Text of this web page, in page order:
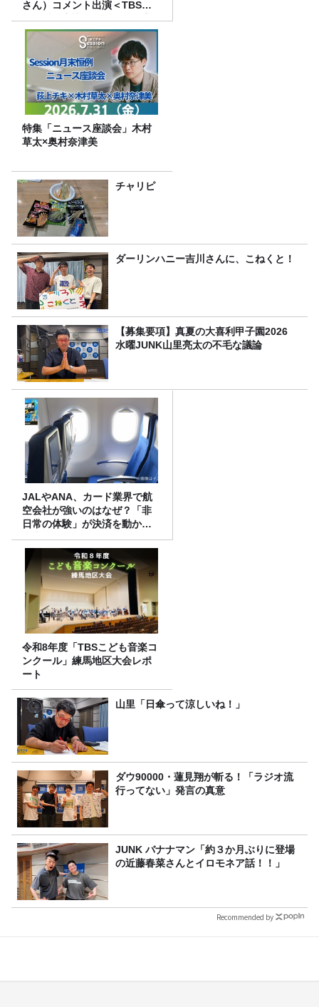
さん）コメント出演＜TBSラ
ジオ番組審議会からのご報告
＞
特集「ニュース座談会」木村
草太×奥村奈津美
チャリピ
ダーリンハニー吉川さんに、こねくと！
【募集要項】真夏の大喜利甲子園2026
水曜JUNK山里亮太の不毛な議論
JALやANA、カード業界で航
空会社が強いのはなぜ？「非
日常の体験」が決済を動かす
理由
令和8年度「TBSこども音楽コ
ンクール」練馬地区大会レポ
ート
山里「日傘って涼しいね！」
ダウ90000・蓮見翔が斬る！「ラジオ流
行ってない」発言の真意
JUNK バナナマン「約３か月ぶりに登場
の近藤春菜さんとイロモネア話！！」
Recommended by